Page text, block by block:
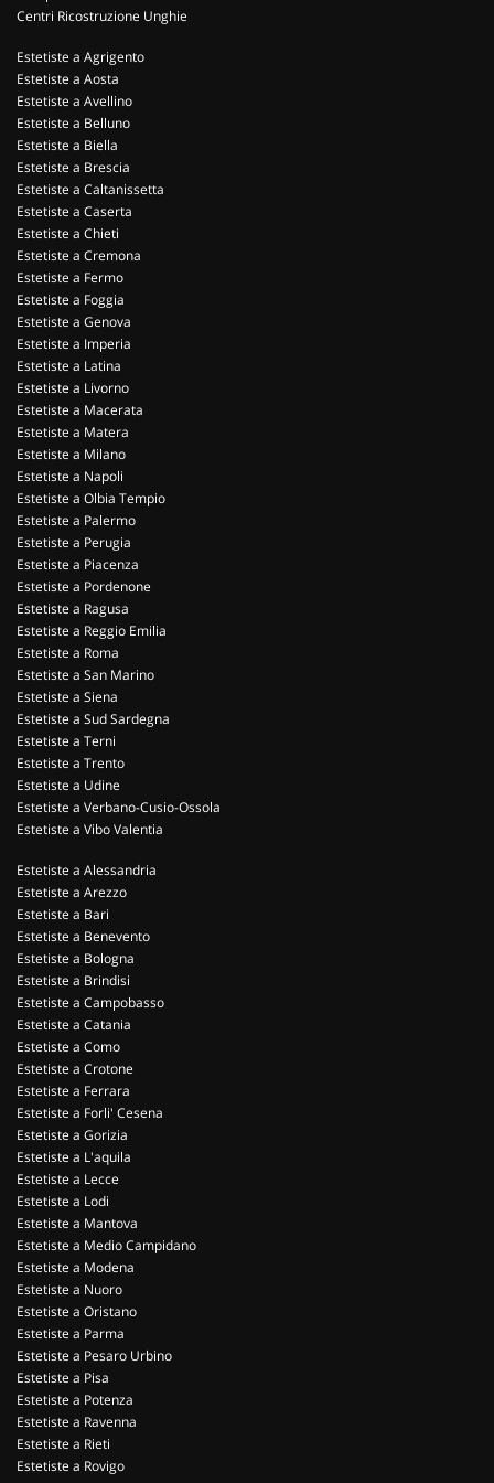
Centri Ricostruzione Unghie
Estetiste a Agrigento
Estetiste a Aosta
Estetiste a Avellino
Estetiste a Belluno
Estetiste a Biella
Estetiste a Brescia
Estetiste a Caltanissetta
Estetiste a Caserta
Estetiste a Chieti
Estetiste a Cremona
Estetiste a Fermo
Estetiste a Foggia
Estetiste a Genova
Estetiste a Imperia
Estetiste a Latina
Estetiste a Livorno
Estetiste a Macerata
Estetiste a Matera
Estetiste a Milano
Estetiste a Napoli
Estetiste a Olbia Tempio
Estetiste a Palermo
Estetiste a Perugia
Estetiste a Piacenza
Estetiste a Pordenone
Estetiste a Ragusa
Estetiste a Reggio Emilia
Estetiste a Roma
Estetiste a San Marino
Estetiste a Siena
Estetiste a Sud Sardegna
Estetiste a Terni
Estetiste a Trento
Estetiste a Udine
Estetiste a Verbano-Cusio-Ossola
Estetiste a Vibo Valentia
Estetiste a Alessandria
Estetiste a Arezzo
Estetiste a Bari
Estetiste a Benevento
Estetiste a Bologna
Estetiste a Brindisi
Estetiste a Campobasso
Estetiste a Catania
Estetiste a Como
Estetiste a Crotone
Estetiste a Ferrara
Estetiste a Forli' Cesena
Estetiste a Gorizia
Estetiste a L'aquila
Estetiste a Lecce
Estetiste a Lodi
Estetiste a Mantova
Estetiste a Medio Campidano
Estetiste a Modena
Estetiste a Nuoro
Estetiste a Oristano
Estetiste a Parma
Estetiste a Pesaro Urbino
Estetiste a Pisa
Estetiste a Potenza
Estetiste a Ravenna
Estetiste a Rieti
Estetiste a Rovigo